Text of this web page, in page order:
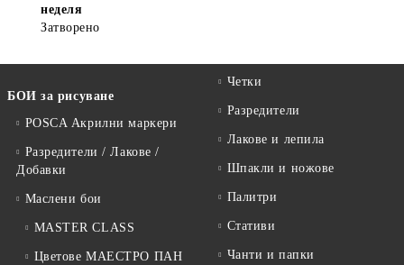
неделя
Затворено
БОИ за рисуване
POSCA Акрилни маркери
Разредители / Лакове /
Добавки
Маслени бои
MASTER CLASS
Цветове МАЕСТРО ПАН
Четки
Разредители
Лакове и лепила
Шпакли и ножове
Палитри
Стативи
Чанти и папки